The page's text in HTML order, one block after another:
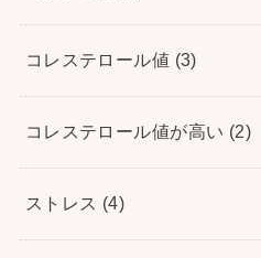
コレステロール値 (3)
コレステロール値が高い (2)
ストレス (4)